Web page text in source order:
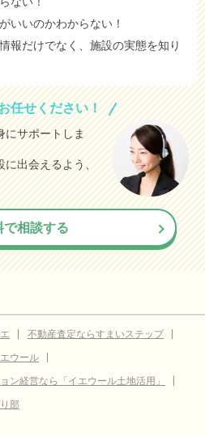
いいのかわからない！
報だけでなく、施設の実態を知り
任せください！
にサポートしま
に出会えるよう、
で相談する
不動産査定ならすまいステップ
ウール
ン経営なら「イエウール土地活用」
部